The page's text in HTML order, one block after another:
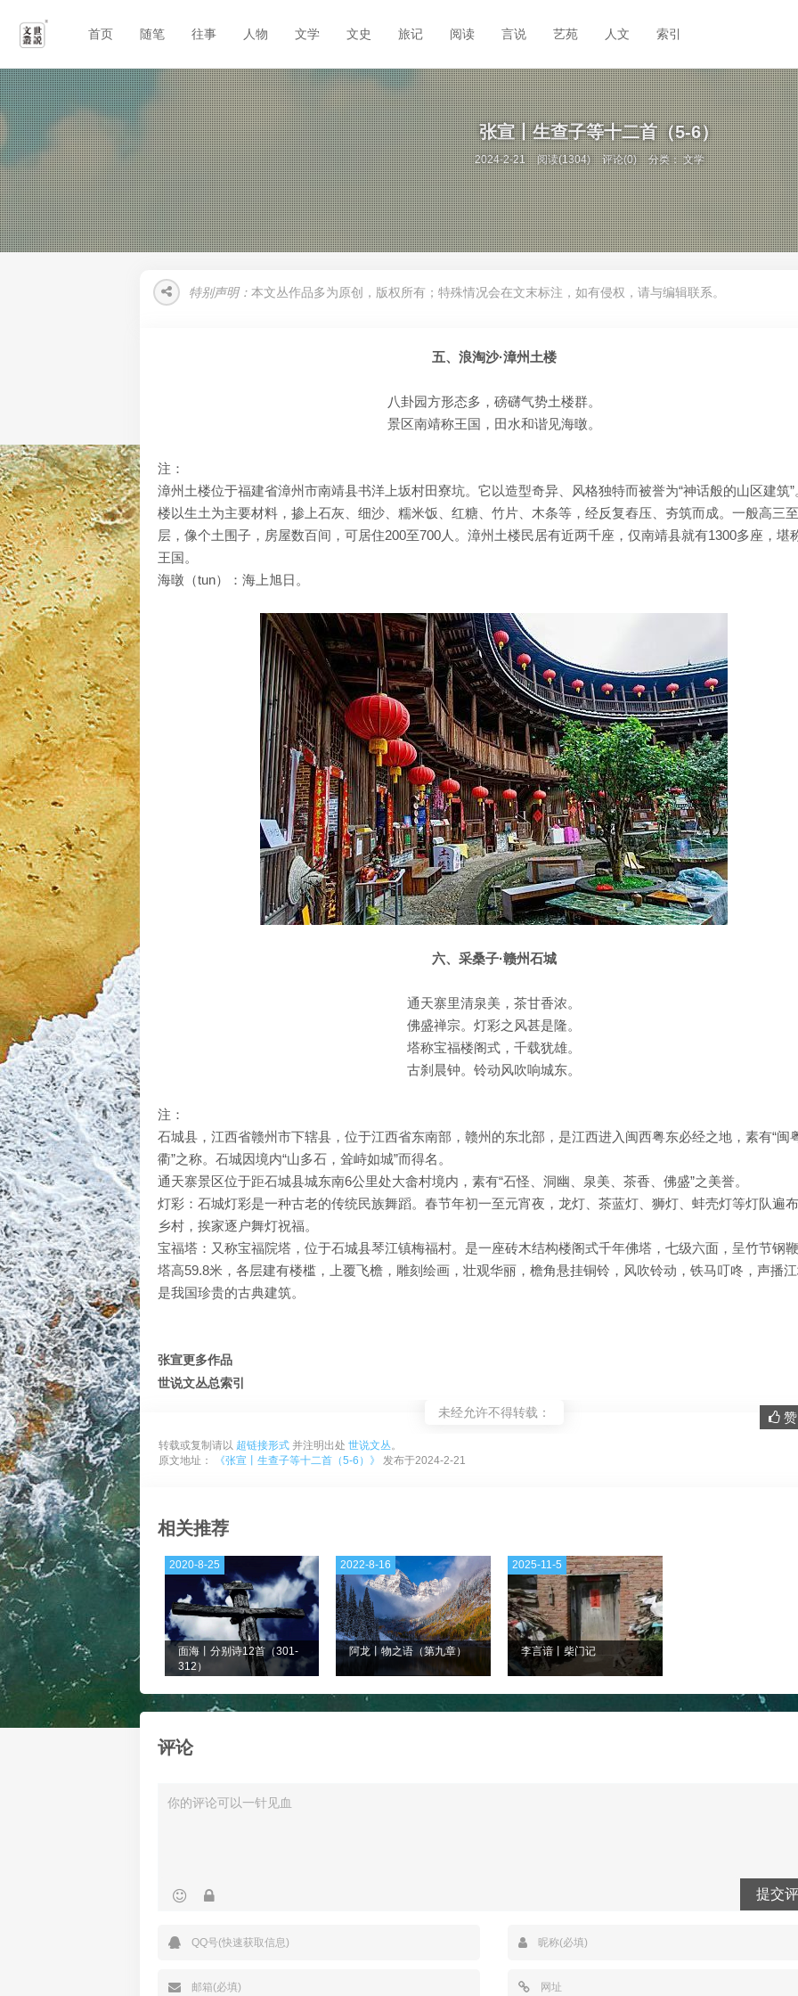
首页 随笔 往事 人物 文学 文史 旅记 阅读 言说 艺苑 人文 索引
张宣丨生查子等十二首（5-6）
2024-2-21 阅读(1304) 评论(0) 分类：文学
特别声明： 本文丛作品多为原创，版权所有；特殊情况会在文末标注，如有侵权，请与编辑联系。
五、浪淘沙·漳州土楼
八卦园方形态多，磅礴气势土楼群。
景区南靖称王国，田水和谐见海暾。
注：
漳州土楼位于福建省漳州市南靖县书洋上坂村田寮坑。它以造型奇异、风格独特而被誉为“神话般的山区建筑”
楼以生土为主要材料，掺上石灰、细沙、糯米饭、红糖、竹片、木条等，经反复舂压、夯筑而成。一般高三
层，像个土围子，房屋数百间，可居住200至700人。漳州土楼民居有近两千座，仅南靖县就有1300多座，堪
王国。
海暾（tun）：海上旭日。
六、采桑子·赣州石城
通天寨里清泉美，茶甘香浓。
佛盛禅宗。灯彩之风甚是隆。
塔称宝福楼阁式，千载犹雄。
古刹晨钟。铃动风吹响城东。
注：
石城县，江西省赣州市下辖县，位于江西省东南部，赣州的东北部，是江西进入闽西粤东必经之地，素有“闽
衢”之称。石城因境内“山多石，耸峙如城”而得名。
通天寨景区位于距石城县城东南6公里处大畲村境内，素有“石怪、洞幽、泉美、茶香、佛盛”之美誉。
灯彩：石城灯彩是一种古老的传统民族舞蹈。春节年初一至元宵夜，龙灯、茶蓝灯、狮灯、蚌壳灯等灯队遍
乡村，挨家逐户舞灯祝福。
宝福塔：又称宝福院塔，位于石城县琴江镇梅福村。是一座砖木结构楼阁式千年佛塔，七级六面，呈竹节钢
塔高59.8米，各层建有楼槛，上覆飞檐，雕刻绘画，壮观华丽，檐角悬挂铜铃，风吹铃动，铁马叮咚，声播
是我国珍贵的古典建筑。
张宣更多作品
世说文丛总索引
未经允许不得转载：
转载或复制请以 超链接形式 并注明出处 世说文丛。
原文地址：
《张宣丨生查子等十二首（5-6）》 发布于2024-2-21
相关推荐
面海丨分别诗12首（301-
312）
2020-8-25
阿龙丨物之语（第九章）
2022-8-16
李言谙丨柴门记
2025-11-5
评论
提交